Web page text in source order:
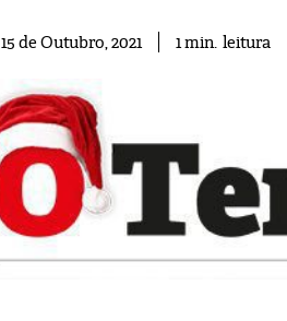
15 de Outubro, 2021 1min. leitura